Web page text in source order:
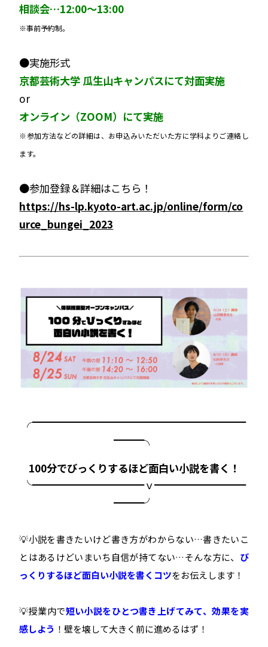
相談会…12:00〜13:00
※事前予約制。
●実施形式
京都芸術大学 瓜生山キャンパスにて対面実施
or
オンライン（ZOOM）にて実施
※参加方法などの詳細は、お申込みいただいた方に学科よりご連絡し
ます。
●参加登録＆詳細はこちら！
https://hs-lp.kyoto-art.ac.jp/online/form/co
urce_bungei_2023
╭━━━━━━━━━━━━━━━━━━━━━
━━━╮
100分でびっくりするほど面白い小説を書く！
╰━━━━━━━━━━━ｖ━━━━━━━━━
━━━╯
💡小説を書きたいけど書き方がわからない…書きたいこ
とはあるけどいまいち自信が持てない…そんな方に、 び
っくりするほど面白い小説を書くコツをお伝えします！
💡授業内で短い小説をひとつ書き上げてみて、効果を実
感しよう ！壁を壊して大きく前に進めるはず！